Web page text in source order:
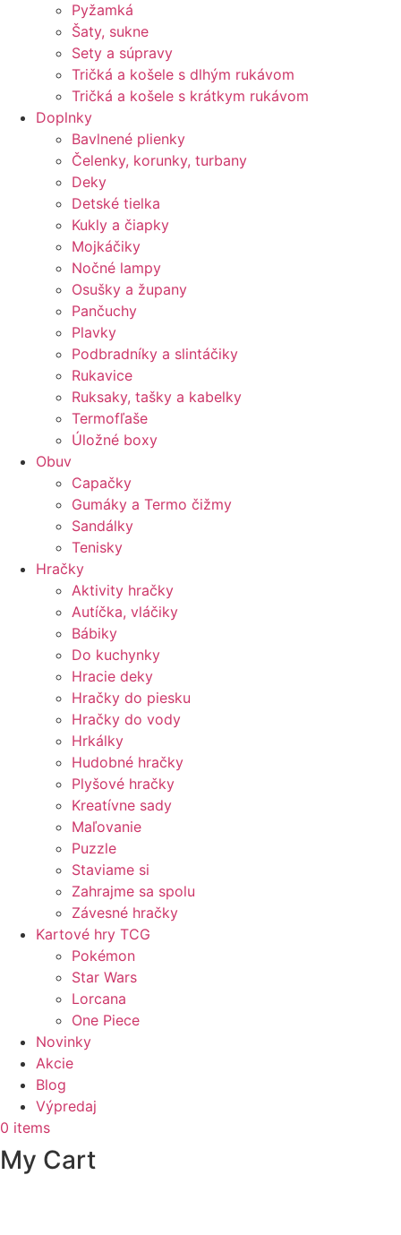
Pyžamká
Šaty, sukne
Sety a súpravy
Tričká a košele s dlhým rukávom
Tričká a košele s krátkym rukávom
Doplnky
Bavlnené plienky
Čelenky, korunky, turbany
Deky
Detské tielka
Kukly a čiapky
Mojkáčiky
Nočné lampy
Osušky a župany
Pančuchy
Plavky
Podbradníky a slintáčiky
Rukavice
Ruksaky, tašky a kabelky
Termofľaše
Úložné boxy
Obuv
Capačky
Gumáky a Termo čižmy
Sandálky
Tenisky
Hračky
Aktivity hračky
Autíčka, vláčiky
Bábiky
Do kuchynky
Hracie deky
Hračky do piesku
Hračky do vody
Hrkálky
Hudobné hračky
Plyšové hračky
Kreatívne sady
Maľovanie
Puzzle
Staviame si
Zahrajme sa spolu
Závesné hračky
Kartové hry TCG
Pokémon
Star Wars
Lorcana
One Piece
Novinky
Akcie
Blog
Výpredaj
0 items
My Cart